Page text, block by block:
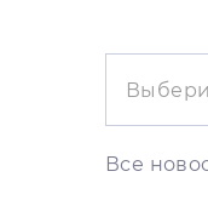
Все